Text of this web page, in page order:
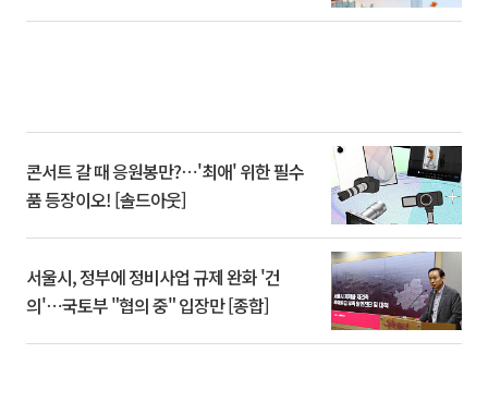
콘서트 갈 때 응원봉만?⋯'최애' 위한 필수
품 등장이오! [솔드아웃]
서울시, 정부에 정비사업 규제 완화 '건
의'⋯국토부 "협의 중" 입장만 [종합]